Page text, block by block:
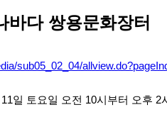
바다 쌍용문화장터
sub05_02_04/
일 토요일 오전 10시부터 오후